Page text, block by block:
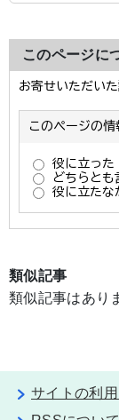
このページに
類似記事
類似記事はあり
サイトの利